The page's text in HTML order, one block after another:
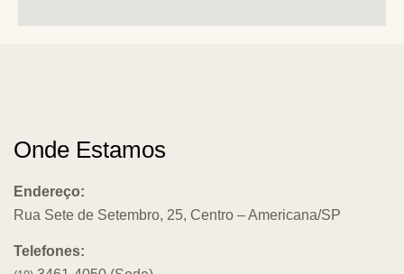
Onde Estamos
Endereço:
Rua Sete de Setembro, 25, Centro – Americana/SP
Telefones: